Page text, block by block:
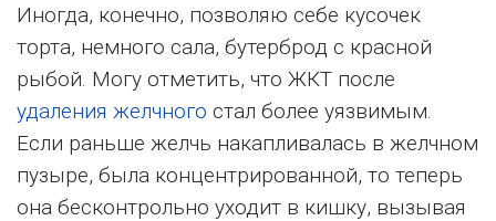
Иногда, конечно, позволяю себе кусочек
торта, немного сала, бутерброд с красной
рыбой. Могу отметить, что ЖКТ после
удаления желчного стал более уязвимым.
Если раньше желчь накапливалась в желчном
пузыре, была концентрированной, то теперь
она бесконтрольно уходит в кишку, вызывая